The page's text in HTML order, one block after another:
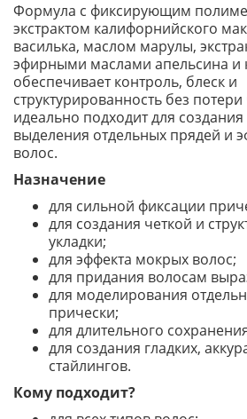
Формула с фиксирующим
экстрактом калифорнийского
василька, маслом марулы,
эфирными маслами апельсина и
обеспечивает контроль, блеск и
структурированность без потери
идеально подходит для создания
выделения отдельных прядей и
волос.
Назначение
для сильной фиксации
для создания четкой и
укладки;
для эффекта мокрых волос;
для придания волосам
для моделирования
прически;
для длительного
для создания гладких,
стайлингов.
Кому подходит?